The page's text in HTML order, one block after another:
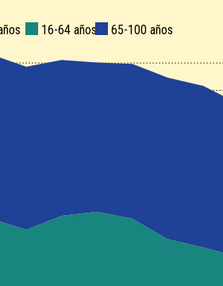
16-64 años 65-100 años